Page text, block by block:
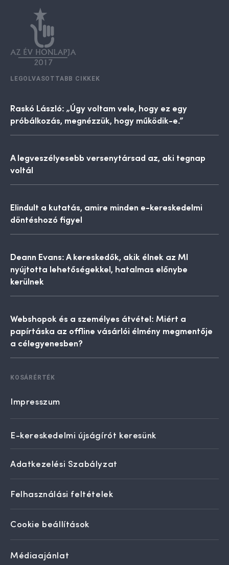
LEGOLVASOTTABB CIKKEK
Raskó László: „Úgy voltam vele, hogy ez egy
próbálkozás, megnézzük, hogy működik-e.”
A legveszélyesebb versenytársad az, aki tegnap
voltál
Elindult a kutatás, amire minden e-kereskedelmi
döntéshozó figyel
Deann Evans: A kereskedők, akik élnek az MI
nyújtotta lehetőségekkel, hatalmas előnybe
kerülnek
Webshopok és a személyes átvétel: Miért a
papírtáska az offline vásárlói élmény megmentője
a célegyenesben?
KOSÁRÉRTÉK
Impresszum
E-kereskedelmi újságírót keresünk
Adatkezelési Szabályzat
Felhasználási feltételek
Cookie beállítások
Médiaajánlat